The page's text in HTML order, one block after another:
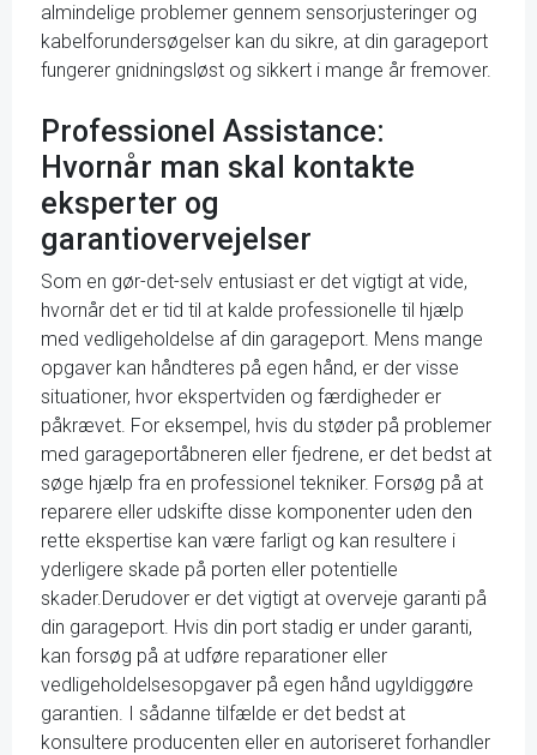
almindelige problemer gennem sensorjusteringer og
kabelforundersøgelser kan du sikre, at din garageport
fungerer gnidningsløst og sikkert i mange år fremover.
Professionel Assistance:
Hvornår man skal kontakte
eksperter og
garantiovervejelser
Som en gør-det-selv entusiast er det vigtigt at vide,
hvornår det er tid til at kalde professionelle til hjælp
med vedligeholdelse af din garageport. Mens mange
opgaver kan håndteres på egen hånd, er der visse
situationer, hvor ekspertviden og færdigheder er
påkrævet. For eksempel, hvis du støder på problemer
med garageportåbneren eller fjedrene, er det bedst at
søge hjælp fra en professionel tekniker. Forsøg på at
reparere eller udskifte disse komponenter uden den
rette ekspertise kan være farligt og kan resultere i
yderligere skade på porten eller potentielle
skader.Derudover er det vigtigt at overveje garanti på
din garageport. Hvis din port stadig er under garanti,
kan forsøg på at udføre reparationer eller
vedligeholdelsesopgaver på egen hånd ugyldiggøre
garantien. I sådanne tilfælde er det bedst at
konsultere producenten eller en autoriseret forhandler